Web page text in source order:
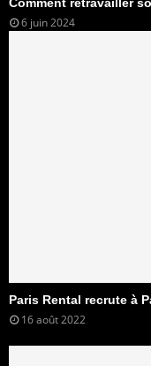
6 juin 2024
Paris Rental recrute à
16 août 2022